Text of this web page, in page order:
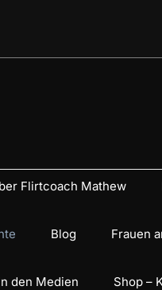
Flirtcoach Mathew
Blog Frauen
den Medien Shop –